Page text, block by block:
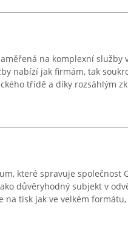
na komplexní služby
nabízí jak firmám, tak
třídě a díky rozsáhlým
které spravuje společnost
důvěryhodný subjekt v
na tisk jak ve velkém